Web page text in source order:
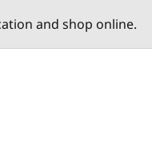
and shop online.